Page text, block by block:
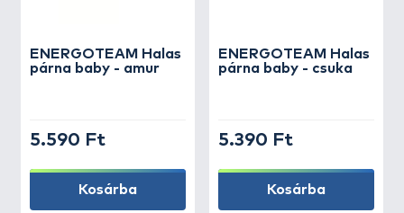
ENERGOTEAM
Halas
párna baby - amur
5.590 Ft
Kosárba
ENERGOTEAM
Halas
párna baby - csuka
5.390 Ft
Kosárba